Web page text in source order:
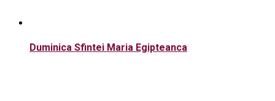
Duminica Sfintei Maria Egipteanca